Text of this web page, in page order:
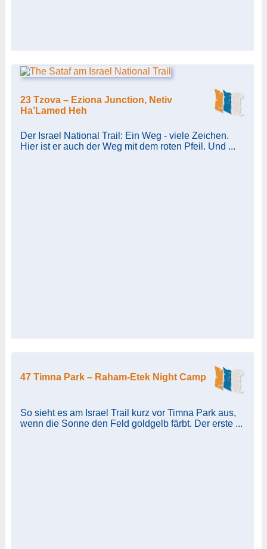
23 Tzova – Eziona Junction, Netiv
Ha’Lamed Heh
Der Israel National Trail: Ein Weg - viele Zeichen.
Hier ist er auch der Weg mit dem roten Pfeil. Und ...
47 Timna Park – Raham-Etek Night Camp
So sieht es am Israel Trail kurz vor Timna Park aus,
wenn die Sonne den Feld goldgelb färbt. Der erste ...